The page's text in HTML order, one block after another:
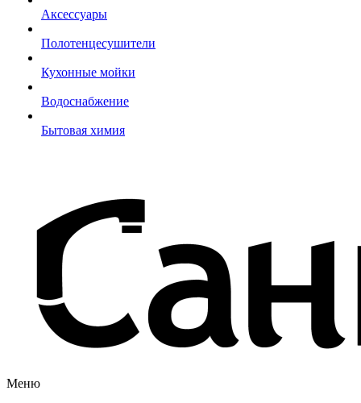
Аксессуары
Полотенцесушители
Кухонные мойки
Водоснабжение
Бытовая химия
Меню